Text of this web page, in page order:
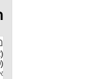
נסיעות
מהי